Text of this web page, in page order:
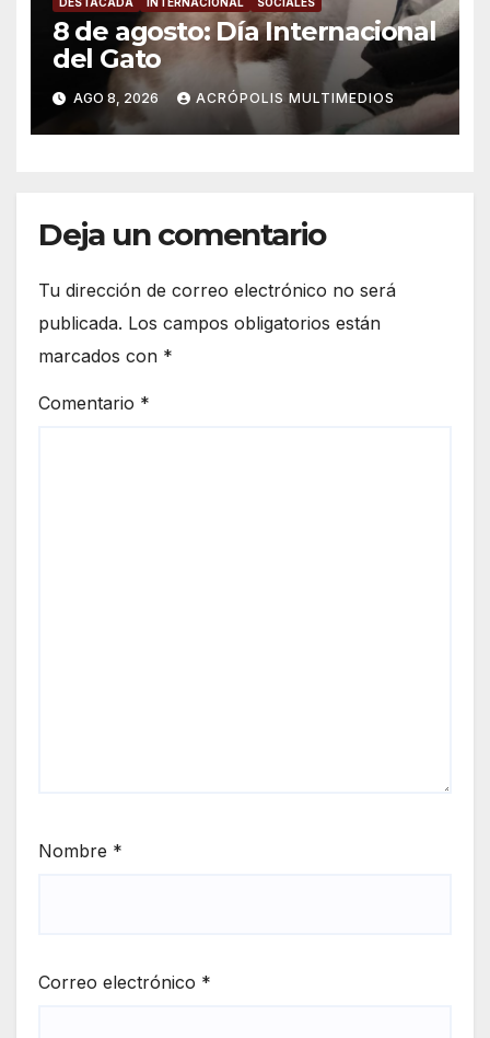
8 de agosto: Día Internacional
del Gato
AGO 8, 2026 ACRÓPOLIS MULTIMEDIOS
Deja un comentario
Tu dirección de correo electrónico no será
publicada. Los campos obligatorios están
marcados con *
Comentario *
Nombre *
Correo electrónico *